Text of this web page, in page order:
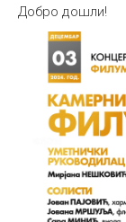
Добро дошли!